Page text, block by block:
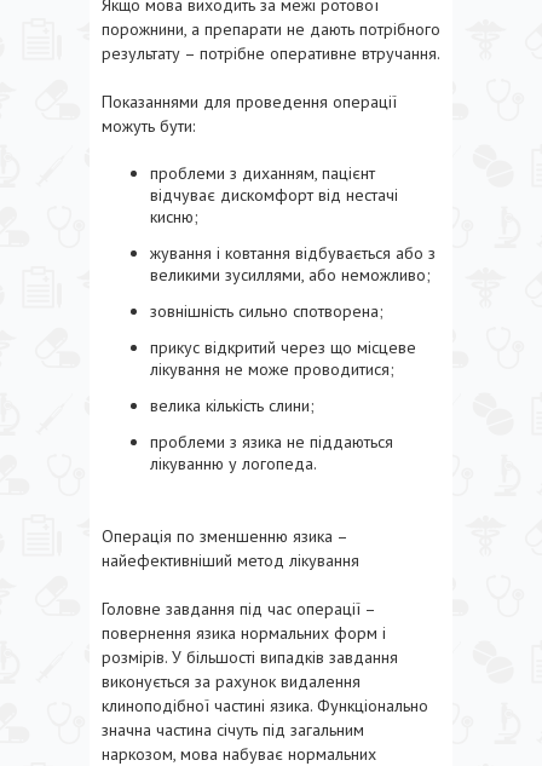
Якщо мова виходить за межі ротової
порожнини, а препарати не дають потрібного
результату – потрібне оперативне втручання.
Показаннями для проведення операції
можуть бути:
проблеми з диханням, пацієнт
відчуває дискомфорт від нестачі
кисню;
жування і ковтання відбувається або з
великими зусиллями, або неможливо;
зовнішність сильно спотворена;
прикус відкритий через що місцеве
лікування не може проводитися;
велика кількість слини;
проблеми з язика не піддаються
лікуванню у логопеда.
Операція по зменшенню язика –
найефективніший метод лікування
Головне завдання під час операції –
повернення язика нормальних форм і
розмірів. У більшості випадків завдання
виконується за рахунок видалення
клиноподібної частині язика. Функціонально
значна частина січуть під загальним
наркозом, мова набуває нормальних